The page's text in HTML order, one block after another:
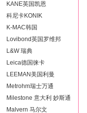
KANE英国凯恩
科尼卡KONIK
K-MAC韩国
Lovibond英国罗维邦
L&W 瑞典
Leica德国徕卡
LEEMAN美国利曼
Metrohm瑞士万通
Milestone 意大利 妙斯通
Malvern 马尔文